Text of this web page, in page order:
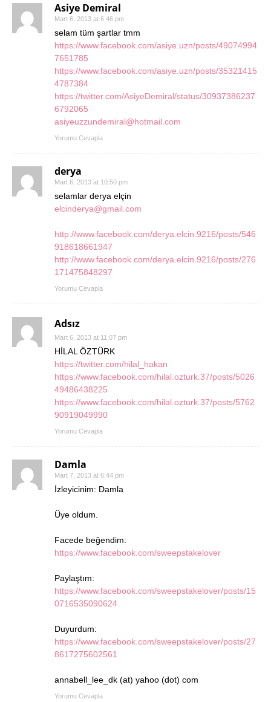
Asiye Demiral
Mart 6, 2013 at 6:46 pm
selam tüm şartlar tmm
https://www.facebook.com/asiye.uzn/posts/49074994
7651785
https://www.facebook.com/asiye.uzn/posts/35321415
4787384
https://twitter.com/AsiyeDemiral/status/30937386237
6792065
asiyeuzzundemiral@hotmail.com
Yorumu Cevapla
derya
Mart 6, 2013 at 10:50 pm
selamlar derya elçin
elcinderya@gmail.com
http://www.facebook.com/derya.elcin.9216/posts/546
918618661947
http://www.facebook.com/derya.elcin.9216/posts/276
171475848297
Yorumu Cevapla
Adsız
Mart 6, 2013 at 11:07 pm
HİLAL ÖZTÜRK
https://twitter.com/hilal_hakan
https://www.facebook.com/hilal.ozturk.37/posts/5026
49486438225
https://www.facebook.com/hilal.ozturk.37/posts/5762
90919049990
Yorumu Cevapla
Damla
Mart 7, 2013 at 6:44 pm
İzleyicinim: Damla
Üye oldum.
Facede beğendim:
https://www.facebook.com/sweepstakelover
Paylaştım:
https://www.facebook.com/sweepstakelover/posts/15
0716535090624
Duyurdum:
https://www.facebook.com/sweepstakelover/posts/27
8617275602561
annabell_lee_dk (at) yahoo (dot) com
Yorumu Cevapla